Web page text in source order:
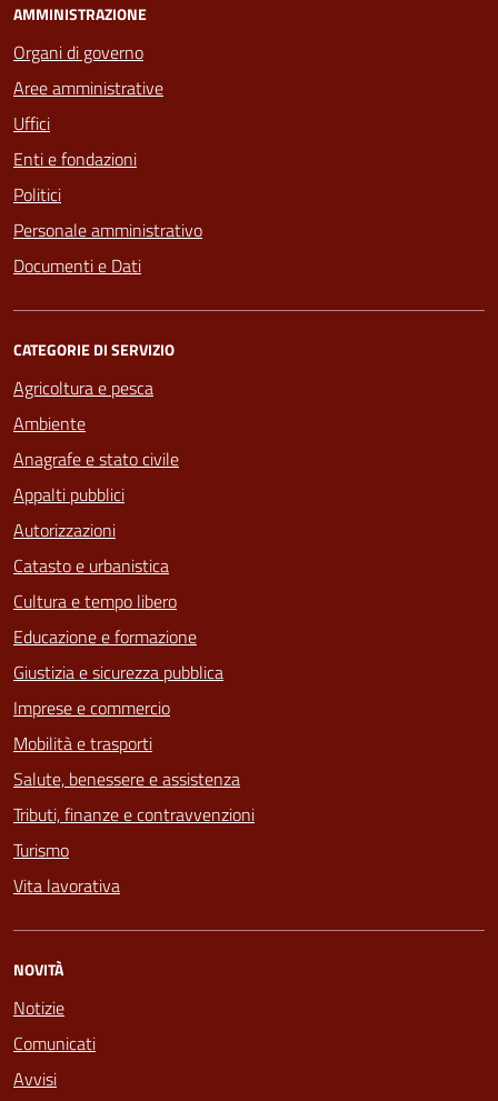
AMMINISTRAZIONE
Organi di governo
Aree amministrative
Uffici
Enti e fondazioni
Politici
Personale amministrativo
Documenti e Dati
CATEGORIE DI SERVIZIO
Agricoltura e pesca
Ambiente
Anagrafe e stato civile
Appalti pubblici
Autorizzazioni
Catasto e urbanistica
Cultura e tempo libero
Educazione e formazione
Giustizia e sicurezza pubblica
Imprese e commercio
Mobilità e trasporti
Salute, benessere e assistenza
Tributi, finanze e contravvenzioni
Turismo
Vita lavorativa
NOVITÀ
Notizie
Comunicati
Avvisi